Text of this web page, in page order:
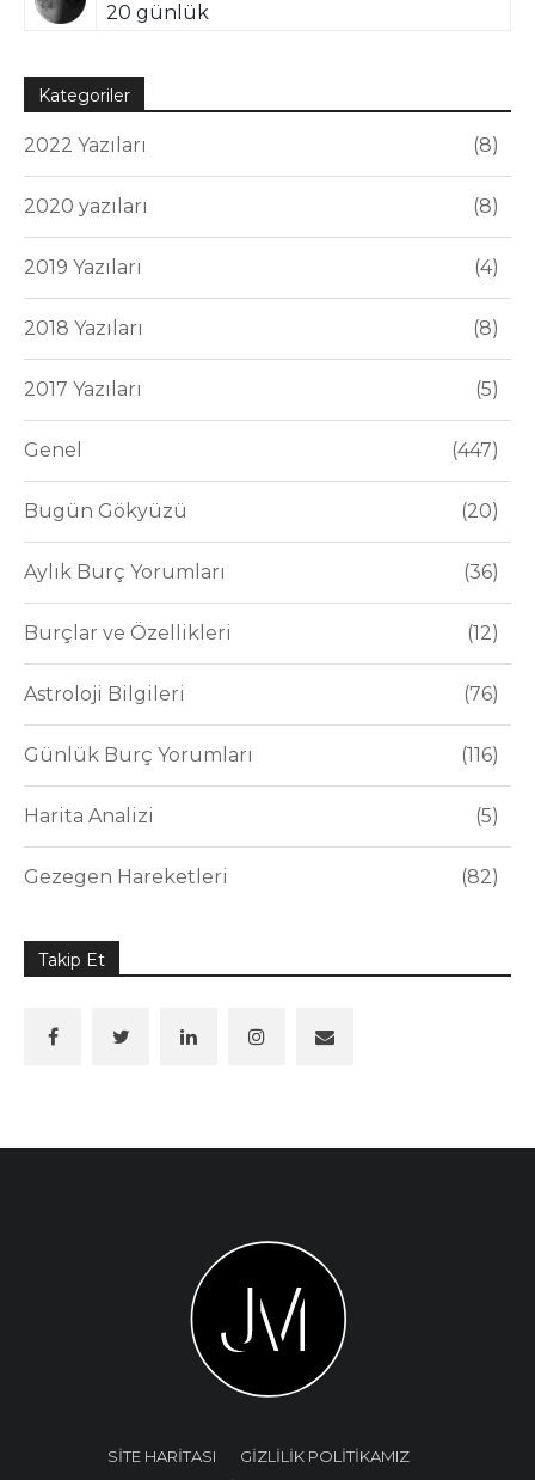
20 günlük
Kategoriler
2022 Yazıları 8
2020 yazıları 8
2019 Yazıları 4
2018 Yazıları 8
2017 Yazıları 5
Genel 447
Bugün Gökyüzü 20
Aylık Burç Yorumları 36
Burçlar ve Özellikleri 12
Astroloji Bilgileri 76
Günlük Burç Yorumları 116
Harita Analizi 5
Gezegen Hareketleri 82
Takip Et
SİTE HARİTASI
GİZLİLİK POLİTİKAMIZ